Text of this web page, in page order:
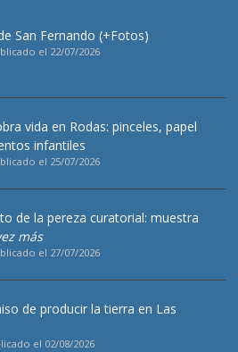
San Fernando (+Fotos)
el 22/07/2026
vida en Rodas: pinceles, papel
infantiles
el 25/07/2026
de la pereza curatorial: muestra
más
el 27/07/2026
de producir la tierra en Las
el 02/08/2026